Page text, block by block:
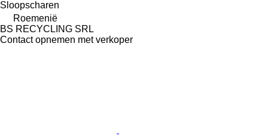
Sloopscharen
Roemenië
BS RECYCLING SRL
Contact opnemen met verkoper